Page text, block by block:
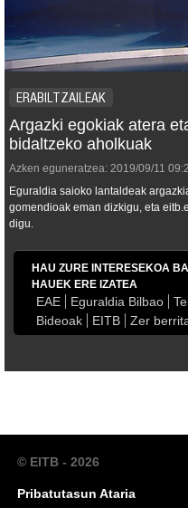
ERABILTZAILEAK
Argazki egokiak atera
bidaltzeko aholkuak
Azken eguneratzea: 2019/09/11
Eguraldia saioko lantaldeak
gomendioak eman dizkigu, eta
digu.
HAU ZURE INTERESEKOA
HAUEK ERE IZATEA
EAE Eguraldia Bilbao
Bideoak
EITB Zer
© EITB - 2026
Pribatutasun Ataria